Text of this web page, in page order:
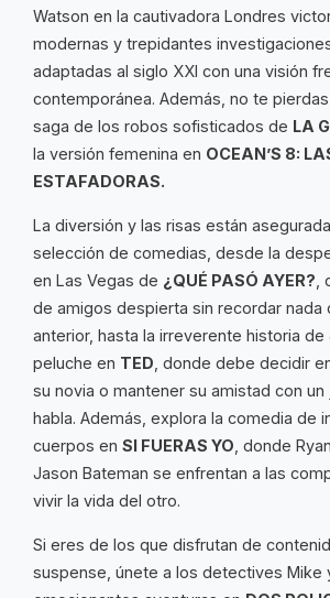
Watson en la cautivadora Londres
modernas y trepidantes
adaptadas al siglo XXI con una visión
contemporánea. Además, no te
saga de los robos sofisticados de LA
la versión femenina en OCEAN’S 8:
ESTAFADORAS.
La diversión y las risas están
selección de comedias, desde la
en Las Vegas de ¿QUÉ PASÓ AYER?
de amigos despierta sin recordar nada
anterior, hasta la irreverente historia
peluche en TED , donde debe decidir
su novia o mantener su amistad con
habla. Además, explora la comedia de
cuerpos en SI FUERAS YO , donde
Jason Bateman se enfrentan a las
vivir la vida del otro.
Si eres de los que disfrutan de
suspense, únete a los detectives Mike